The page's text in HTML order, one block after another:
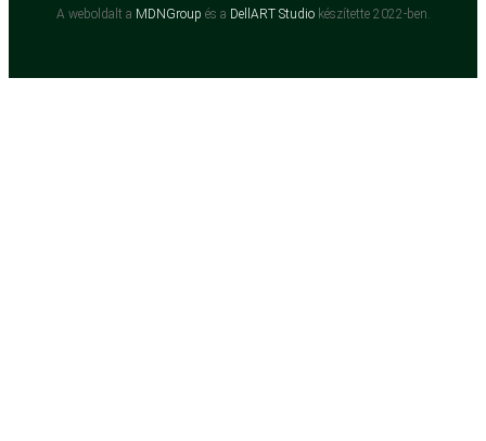
A weboldalt a MDNGroup és a DellART Studiokészítette 2022-ben.